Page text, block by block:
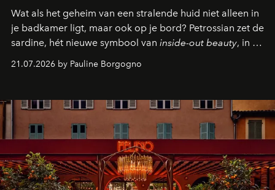
Wat als het geheim van een stralende huid niet alleen in
je badkamer ligt, maar ook op je bord? Petrossian zet de
sardine, hét nieuwe symbool van inside-out beauty, in de
kijker met twee gastronomische creaties.
21.07.2026 by Pauline Borgogno